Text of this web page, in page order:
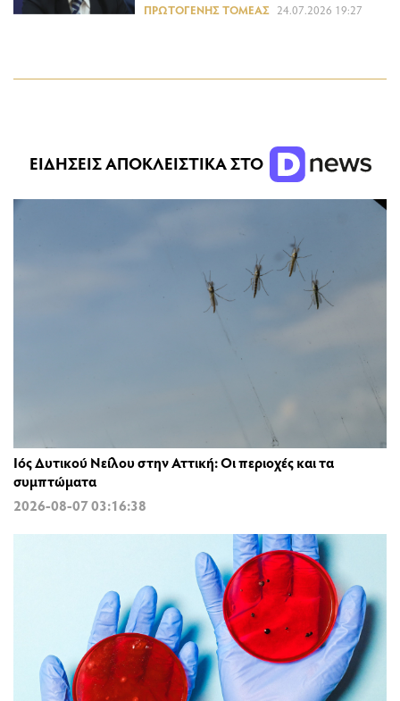
ΠΡΩΤΟΓΕΝΉΣ ΤΟΜΈΑΣ 24.07.2026 19:27
ΕΙΔΗΣΕΙΣ ΑΠΟΚΛΕΙΣΤΙΚΑ ΣΤΟ
Ιός Δυτικού Νείλου στην Αττική: Οι περιοχές και τα
συμπτώματα
2026-08-07 03:16:38